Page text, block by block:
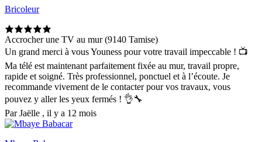
Bricoleur
Accrocher une TV au mur (9140 Tamise)
Un grand merci à vous Youness pour votre travail impeccable ! 📺
Ma télé est maintenant parfaitement fixée au mur, travail propre,
rapide et soigné. Très professionnel, ponctuel et à l’écoute. Je
recommande vivement de le contacter pour vos travaux, vous
pouvez y aller les yeux fermés ! 👌🔧
Par Jaëlle , il y a 12 mois